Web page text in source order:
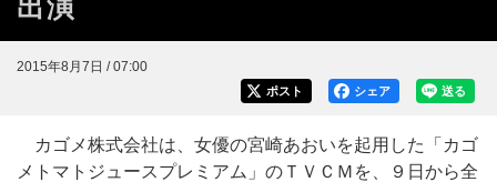
出演
2015年8月7日 / 07:00
送る
シェア
ポスト
カゴメ株式会社は、女優の宮崎あおいを起用した「カゴ
メトマトジュースプレミアム」のＴＶＣＭを、９日から全